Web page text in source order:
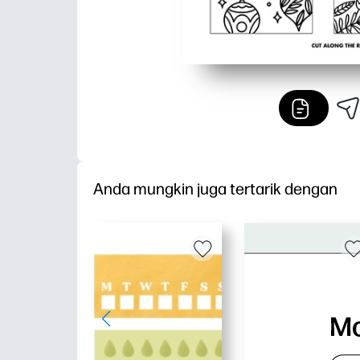
Anda mungkin juga tertarik dengan